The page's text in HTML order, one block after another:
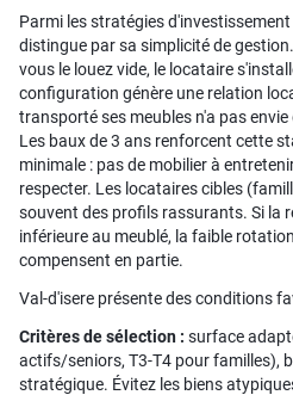
Parmi les stratégies
distingue par sa simplicité de
vous le louez vide, le locataire
configuration génère une relation
transporté ses meubles n'a pas
Les baux de 3 ans renforcent cette
minimale : pas de mobilier à
respecter. Les locataires cibles
souvent des profils rassurants. Si la
inférieure au meublé, la faible
compensent en partie.
Val-d'isere présente des conditions
Critères de sélection : surface
actifs/seniors, T3-T4 pour familles),
stratégique. Évitez les biens